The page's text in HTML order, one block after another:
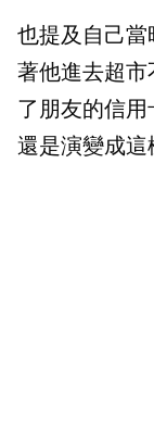
也提及自己
著他進去超市
了朋友的信
還是演變成這